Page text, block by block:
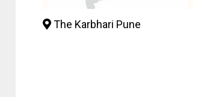
The Karbhari Pune